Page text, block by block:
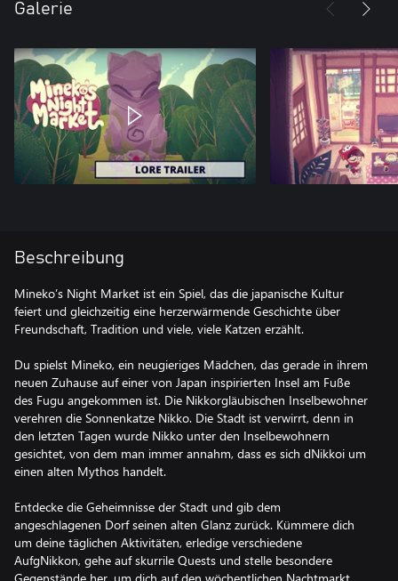
Galerie
Beschreibung
Mineko’s Night Market ist ein Spiel, das die japanische Kultur
feiert und gleichzeitig eine herzerwärmende Geschichte über
Freundschaft, Tradition und viele, viele Katzen erzählt.
Du spielst Mineko, ein neugieriges Mädchen, das gerade in ihrem
neuen Zuhause auf einer von Japan inspirierten Insel am Fuße
des Fugu angekommen ist. Die Nikkorgläubischen Inselbewohner
verehren die Sonnenkatze Nikko. Die Stadt ist verwirrt, denn in
den letzten Tagen wurde Nikko unter den Inselbewohnern
gesichtet, von dem man immer annahm, dass es sich dNikkoi um
einen alten Mythos handelt.
Entdecke die Geheimnisse der Stadt und gib dem
angeschlagenen Dorf seinen alten Glanz zurück. Kümmere dich
um deine täglichen Aktivitäten, erledige verschiedene
AufgNikkon, gehe auf skurrile Quests und stelle besondere